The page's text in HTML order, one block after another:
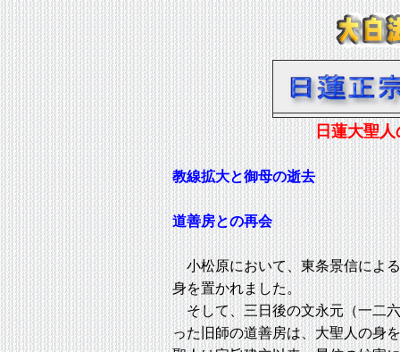
日蓮大聖
教線拡大と御母の逝去
道善房との再会
小松原において、東条景信によ
身を置かれました。
そして、三日後の文永元（一二
った旧師の道善房は、大聖人の身